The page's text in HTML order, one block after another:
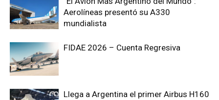
Aerolíneas presentó su A330
mundialista
FIDAE 2026 – Cuenta Regresiva
Llega a Argentina el primer Airbus H160